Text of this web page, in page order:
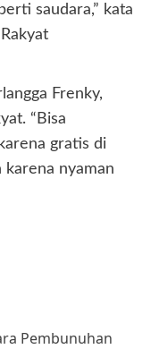
saudara,” kata
Frenky,
“Bisa
gratis di
karena nyaman
Pembunuhan